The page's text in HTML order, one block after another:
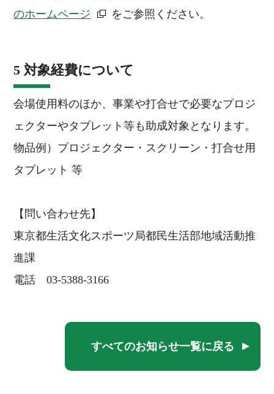
のホームページ
をご参照ください。
5 対象経費について
会場使用料のほか、事業や打合せで必要なプロジ
ェクターやタブレット等も助成対象となります。
物品例）プロジェクター・スクリーン・打合せ用
タブレット 等
【問い合わせ先】
東京都生活文化スポーツ局都民生活部地域活動推
進課
電話 03-5388-3166
すべてのお知らせ一覧に戻る